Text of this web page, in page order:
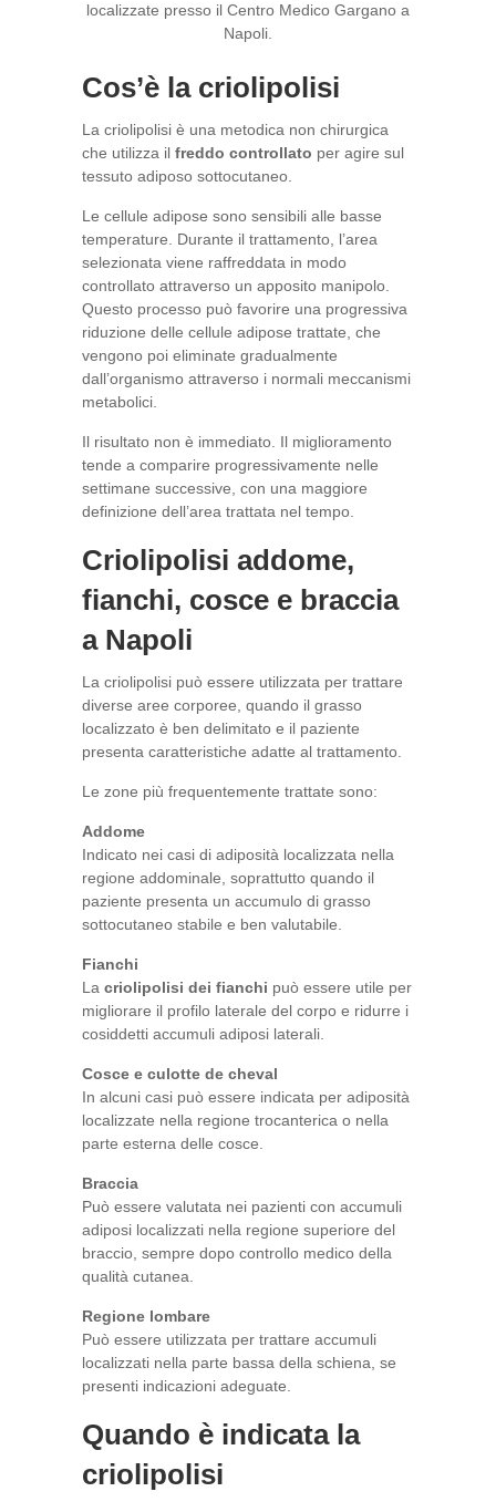
localizzate presso il Centro Medico Gargano a
Napoli.
Cos’è la criolipolisi
La criolipolisi è una metodica non chirurgica
che utilizza il freddo controllato per agire sul
tessuto adiposo sottocutaneo.
Le cellule adipose sono sensibili alle basse
temperature. Durante il trattamento, l’area
selezionata viene raffreddata in modo
controllato attraverso un apposito manipolo.
Questo processo può favorire una progressiva
riduzione delle cellule adipose trattate, che
vengono poi eliminate gradualmente
dall’organismo attraverso i normali meccanismi
metabolici.
Il risultato non è immediato. Il miglioramento
tende a comparire progressivamente nelle
settimane successive, con una maggiore
definizione dell’area trattata nel tempo.
Criolipolisi addome,
fianchi, cosce e braccia
a Napoli
La criolipolisi può essere utilizzata per trattare
diverse aree corporee, quando il grasso
localizzato è ben delimitato e il paziente
presenta caratteristiche adatte al trattamento.
Le zone più frequentemente trattate sono:
Addome
Indicato nei casi di adiposità localizzata nella
regione addominale, soprattutto quando il
paziente presenta un accumulo di grasso
sottocutaneo stabile e ben valutabile.
Fianchi
La criolipolisi dei fianchi può essere utile per
migliorare il profilo laterale del corpo e ridurre i
cosiddetti accumuli adiposi laterali.
Cosce e culotte de cheval
In alcuni casi può essere indicata per adiposità
localizzate nella regione trocanterica o nella
parte esterna delle cosce.
Braccia
Può essere valutata nei pazienti con accumuli
adiposi localizzati nella regione superiore del
braccio, sempre dopo controllo medico della
qualità cutanea.
Regione lombare
Può essere utilizzata per trattare accumuli
localizzati nella parte bassa della schiena, se
presenti indicazioni adeguate.
Quando è indicata la
criolipolisi